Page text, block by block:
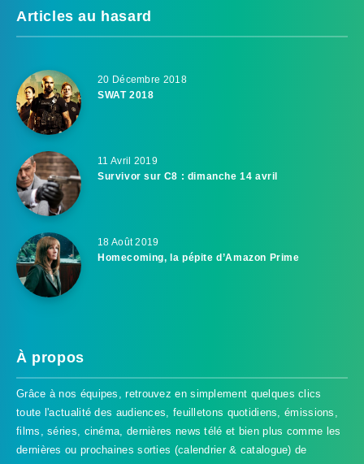
Articles au hasard
20 Décembre 2018
SWAT 2018
11 Avril 2019
Survivor sur C8 : dimanche 14 avril
18 Août 2019
Homecoming, la pépite d’Amazon Prime
À propos
Grâce à nos équipes, retrouvez en simplement quelques clics
toute l'actualité des audiences, feuilletons quotidiens, émissions,
films, séries, cinéma, dernières news télé et bien plus comme les
dernières ou prochaines sorties (calendrier & catalogue) de